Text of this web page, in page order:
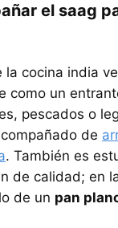
el saag
la cocina india
como un
pescados o
de
. También es
de calidad; en
de un pan